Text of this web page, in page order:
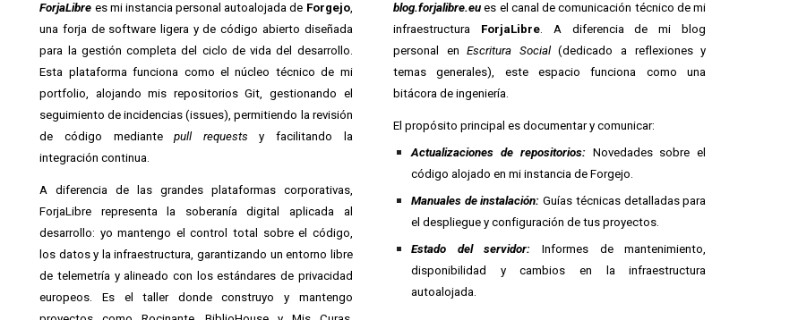
ForjaLibre es mi instancia personal autoalojada de Forgejo,
una forja de software ligera y de código abierto diseñada
para la gestión completa del ciclo de vida del desarrollo.
Esta plataforma funciona como el núcleo técnico de mi
portfolio, alojando mis repositorios Git, gestionando el
seguimiento de incidencias (issues), permitiendo la revisión
de código mediantepull requests y facilitando la
integración continua.
A diferencia de las grandes plataformas corporativas,
ForjaLibre representa la soberanía digital aplicada al
desarrollo: yo mantengo el control total sobre el código,
los datos y la infraestructura, garantizando un entorno libre
de telemetría y alineado con los estándares de privacidad
europeos. Es el taller donde construyo y mantengo
blog.forjalibre.eu es el canal de comunicación técnico de mi
infraestructura ForjaLibre. A diferencia de mi blog
personal enEscritura Social(dedicado a reflexiones y
temas generales), este espacio funciona como una
bitácora de ingeniería.
El propósito principal es documentar y comunicar:
Actualizaciones de repositorios:Novedades sobre el
código alojado en mi instancia de Forgejo.
Manuales de instalación: Guías técnicas detalladas para
el despliegue y configuración de tus proyectos.
Estado del servidor: Informes de mantenimiento,
disponibilidad y cambios en la infraestructura
autoalojada.